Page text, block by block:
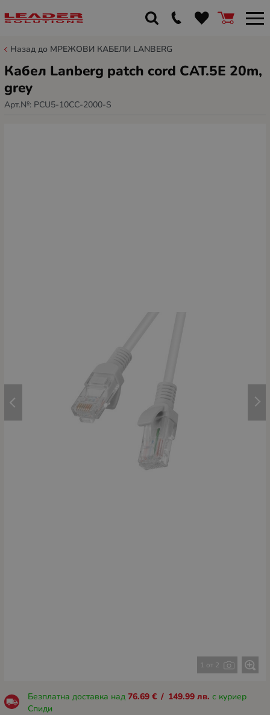
Назад до МРЕЖОВИ КАБЕЛИ LANBERG
Кабел Lanberg patch cord CAT.5E 20m,
grey
Арт.№: PCU5-10CC-2000-S
1 от 2
Безплатна доставка над 76.69 € / 149.99 лв. с куриер
Спиди